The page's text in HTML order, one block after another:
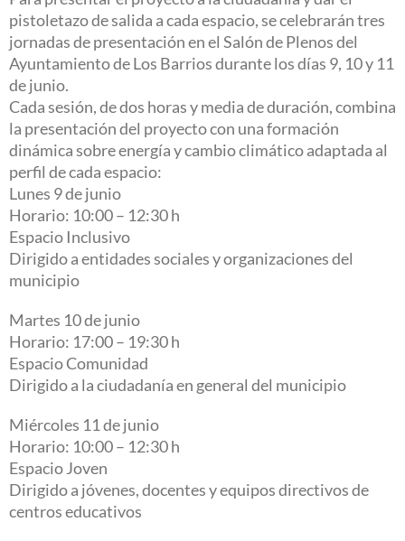
pistoletazo de salida a cada espacio, se celebrarán tres
jornadas de presentación en el Salón de Plenos del
Ayuntamiento de Los Barrios durante los días 9, 10 y 11
de junio.
Cada sesión, de dos horas y media de duración, combina
la presentación del proyecto con una formación
dinámica sobre energía y cambio climático adaptada al
perfil de cada espacio:
Lunes 9 de junio
Horario: 10:00 – 12:30 h
Espacio Inclusivo
Dirigido a entidades sociales y organizaciones del
municipio
Martes 10 de junio
Horario: 17:00 – 19:30 h
Espacio Comunidad
Dirigido a la ciudadanía en general del municipio
Miércoles 11 de junio
Horario: 10:00 – 12:30 h
Espacio Joven
Dirigido a jóvenes, docentes y equipos directivos de
centros educativos